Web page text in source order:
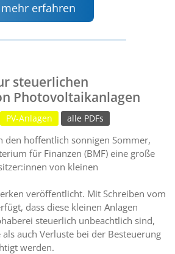
mehr erfahren
steuerlichen
Photovoltaikanlagen
PV-Anlagen alle PDFs
den hoffentlich sonnigen Sommer,
für Finanzen (BMF) eine große
von kleinen
veröffentlicht. Mit Schreiben vom
dass diese kleinen Anlagen
steuerlich unbeachtlich sind,
auch Verluste bei der Besteuerung
werden.